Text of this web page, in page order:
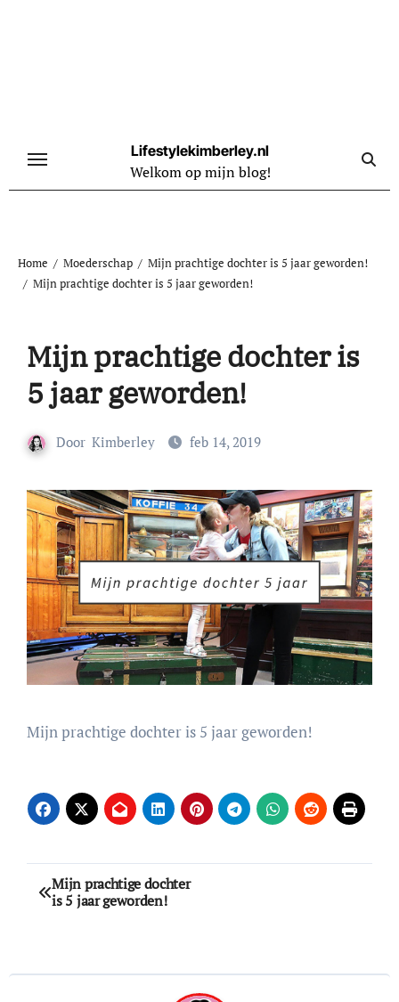
Lifestylekimberley.nl
Welkom op mijn blog!
Home Moederschap
Mijn prachtige dochter is 5 jaar geworden!
Mijn prachtige dochter is 5 jaar geworden!
Mijn prachtige dochter is
5 jaar geworden!
Door Kimberley feb 14, 2019
Mijn prachtige dochter is 5 jaar geworden!
Bericht
navigatie
Mijn prachtige dochter
is 5 jaar geworden!